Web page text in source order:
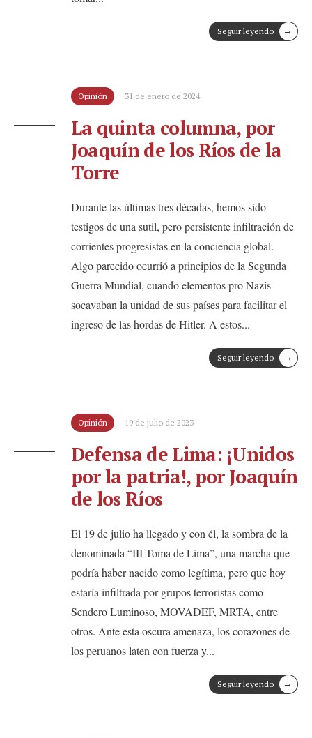
Seguir leyendo →
Opinión 31 de enero de 2024
La quinta columna, por
Joaquín de los Ríos de la
Torre
Durante las últimas tres décadas, hemos sido
testigos de una sutil, pero persistente infiltración de
corrientes progresistas en la conciencia global.
Algo parecido ocurrió a principios de la Segunda
Guerra Mundial, cuando elementos pro Nazis
socavaban la unidad de sus países para facilitar el
ingreso de las hordas de Hitler. A estos...
Seguir leyendo →
Opinión 19 de julio de 2023
Defensa de Lima: ¡Unidos
por la patria!, por Joaquín
de los Ríos
El 19 de julio ha llegado y con él, la sombra de la
denominada “III Toma de Lima”, una marcha que
podría haber nacido como legítima, pero que hoy
estaría infiltrada por grupos terroristas como
Sendero Luminoso, MOVADEF, MRTA, entre
otros. Ante esta oscura amenaza, los corazones de
los peruanos laten con fuerza y...
Seguir leyendo →